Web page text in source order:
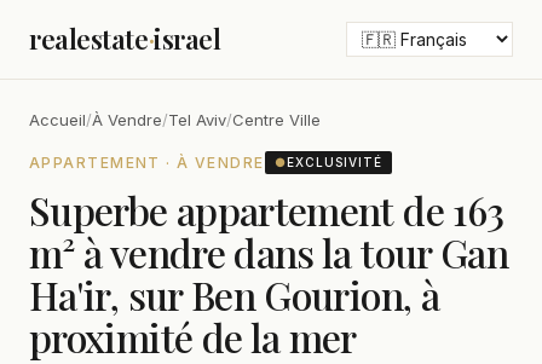
realestate·israel
Accueil/À Vendre/Tel Aviv/Centre Ville
APPARTEMENT · À VENDRE ●EXCLUSIVITÉ
Superbe appartement de 163
m² à vendre dans la tour Gan
Ha'ir, sur Ben Gourion, à
proximité de la mer